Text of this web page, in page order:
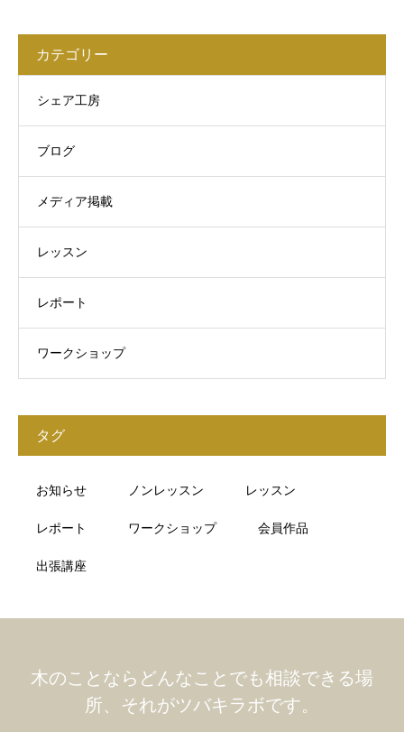
カテゴリー
シェア工房
ブログ
メディア掲載
レッスン
レポート
ワークショップ
タグ
お知らせ ノンレッスン レッスン
レポート ワークショップ 会員作品
出張講座
木のことならどんなことでも相談できる場
所、それがツバキラボです。